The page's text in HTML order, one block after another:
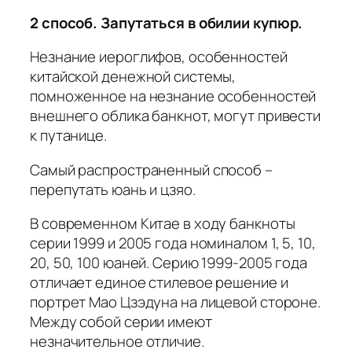
2 способ. Запутаться в обилии купюр.
Незнание иероглифов, особенностей
китайской денежной системы,
помноженное на незнание особенностей
внешнего облика банкнот, могут привести
к путанице.
Самый распространенный способ –
перепутать юань и цзяо.
В современном Китае в ходу банкноты
серии 1999 и 2005 года номиналом 1, 5, 10,
20, 50, 100 юаней. Серию 1999-2005 года
отличает единое стилевое решение и
портрет Мао Цзэдуна на лицевой стороне.
Между собой серии имеют
незначительное отличие.